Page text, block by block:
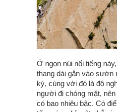
Ở ngọn núi nổi tiếng
thang dài gắn vào sườn
kỳ, cùng với đó là độ
người đi chóng mặt,
có bao nhiêu bậc. Có